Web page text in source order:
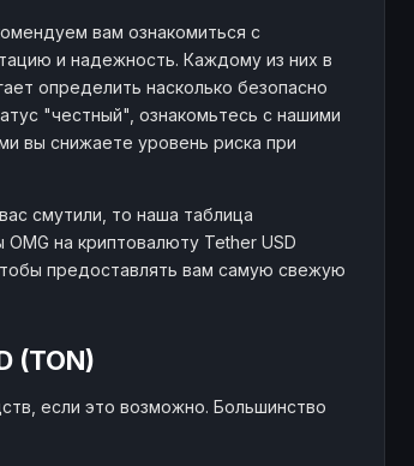
вам ознакомиться с
и надежность. Каждому из них в
определить насколько безопасно
"честный", ознакомьтесь с нашими
вы снижаете уровень риска при
смутили, то наша таблица
на криптовалюту Tether USD
предоставлять вам самую свежую
(TON)
если это возможно. Большинство